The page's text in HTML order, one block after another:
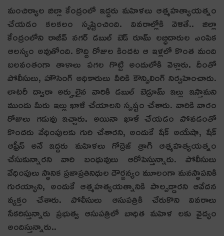
మంచిర్యాల జిల్లా కేంద్రంలో ఇద్దరు మ‌హిళ‌లు ఆత్మ‌హ‌త్యాయ‌త్నం
చేయ‌డం క‌ల‌క‌లం సృష్టించింది. వివరాల్లోకి వెళితే.. జిల్లా
కేంద్రంలోని రాజీవ్ నగర్ డబుల్ బెడ్ రూమ్ లబ్ధిదారుల ఎంపిక
ఆలస్యం అవుతోంది. కొద్ది రోజుల కింద‌ట‌ ఆ ఇళ్లలో కొంత మంది
బలవంతంగా తాళాలు పగల గొట్టి అందులోకి వెళ్లారు. దీంతో
పోలీసులు, హౌసింగ్ అధికారులు వీరికి కౌన్సిలింగ్ నిర్వహించారు.
లాటరీ ద్వారా అర్హులైన వారికి డబుల్ బెడ్రూమ్ ఇల్లు ఇస్తామని
ముందు మీరు ఇల్లు ఖాళీ చేయాలని స్ప‌ష్టం చేశారు. వారికి వారం
రోజులు గడువు ఇచ్చారు. అయినా ఖాళీ చేయడం పోవడంతో
కొందరు వేధింపుల‌కు గురి చేశార‌ని, అందుకే షేక్ అయేషా, షేక్
ఆఫ్రీన్ అనే ఇద్దరు మహిళలు గోద్రెజ్ త్రాగి ఆత్మహత్యయత్నం
చేసుకున్నారని వారి బంధువులు ఆరోపిస్తున్నారు. పోలీసులు
వేధింపులు స్థానిక ప్రజాప్రతినిధుల దౌర్జన్యం మూలంగా మనస్థాపనికి
గుర‌య్యాని, అందుకే ఆత్మ‌హ‌త్య‌య‌త్నానికి పాల్ప‌డ్డార‌ని ఆవేద‌న
వ్య‌క్తం చేశారు. పోలీసులు ఆసుపత్రికి చేరుకొని వివరాలు
సేకరిస్తున్నారు ప్రభుత్వ ఆసుపత్రిలో బాధిత మహిళ లకు వైద్యం
అందిస్తున్నారు..